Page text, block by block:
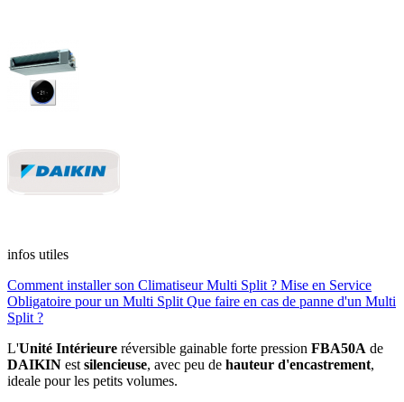
infos utiles
Comment installer son Climatiseur Multi Split ? Mise en Service
Obligatoire pour un Multi Split Que faire en cas de panne d'un Multi
Split ?
L'Unité Intérieure réversible gainable forte pression FBA50A de
DAIKIN est silencieuse, avec peu de hauteur d'encastrement,
ideale pour les petits volumes.